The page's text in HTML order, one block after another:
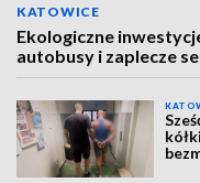
KATOWICE
Ekologiczne
autobusy i zaplecze